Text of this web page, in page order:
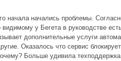
начала начались проблемы.
у Бегета в руководстве
дополнительные услуги
Оказалось что сервис
Больше удивила